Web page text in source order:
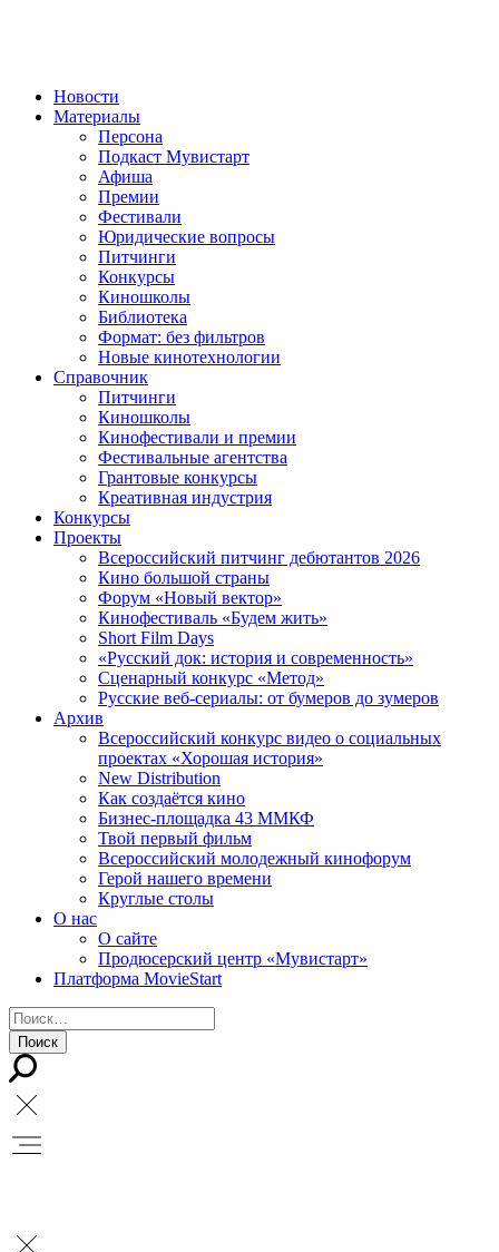
Новости
Материалы
Персона
Подкаст Мувистарт
Афиша
Премии
Фестивали
Юридические вопросы
Питчинги
Конкурсы
Киношколы
Библиотека
Формат: без фильтров
Новые кинотехнологии
Справочник
Питчинги
Киношколы
Кинофестивали и премии
Фестивальные агентства
Грантовые конкурсы
Креативная индустрия
Конкурсы
Проекты
Всероссийский питчинг дебютантов 2026
Кино большой страны
Форум «Новый вектор»
Кинофестиваль «Будем жить»
Short Film Days
«Русский док: история и современность»
Сценарный конкурс «Метод»
Русские веб-сериалы: от бумеров до зумеров
Архив
Всероссийский конкурс видео о социальных
проектах «Хорошая история»
New Distribution
Как создаётся кино
Бизнес-площадка 43 ММКФ
Твой первый фильм
Всероссийский молодежный кинофорум
Герой нашего времени
Круглые столы
О нас
О сайте
Продюсерский центр «Мувистарт»
Платформа MovieStart